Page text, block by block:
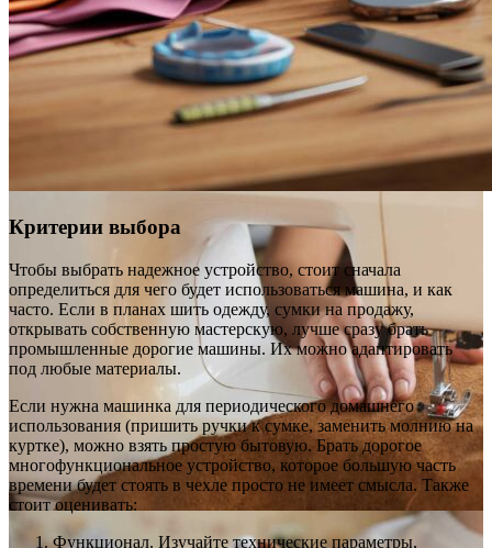
Критерии выбора
Чтобы выбрать надежное устройство, стоит сначала
определиться для чего будет использоваться машина, и как
часто. Если в планах шить одежду, сумки на продажу,
открывать собственную мастерскую, лучше сразу брать
промышленные дорогие машины. Их можно адаптировать
под любые материалы.
Если нужна машинка для периодического домашнего
использования (пришить ручки к сумке, заменить молнию на
куртке), можно взять простую бытовую. Брать дорогое
многофункциональное устройство, которое большую часть
времени будет стоять в чехле просто не имеет смысла. Также
стоит оценивать:
Функционал. Изучайте технические параметры,